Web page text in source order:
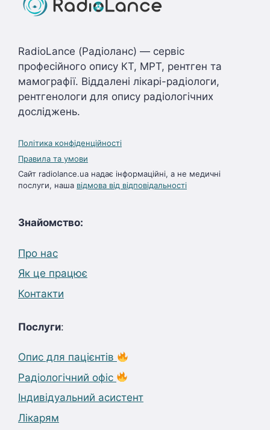
RadioLance (Радіоланс) — сервіс
професійного опису КТ, МРТ, рентген та
мамографії. Віддалені лікарі-радіологи,
рентгенологи для опису радіологічних
досліджень.
Політика конфіденційності
Правила та умови
Сайт radiolance.ua надає інформаційні, а не медичні
послуги, наша відмова від відповідальності
Знайомство:
Про нас
Як це працює
Контакти
Послуги:
Опис для пацієнтів
Радіологічний офіс
Індивідуальний асистент
Лікарям